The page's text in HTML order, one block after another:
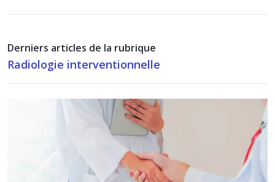
Derniers articles de la rubrique
Radiologie interventionnelle